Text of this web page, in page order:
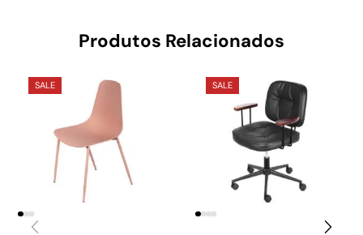
Produtos Relacionados
SALE SALE